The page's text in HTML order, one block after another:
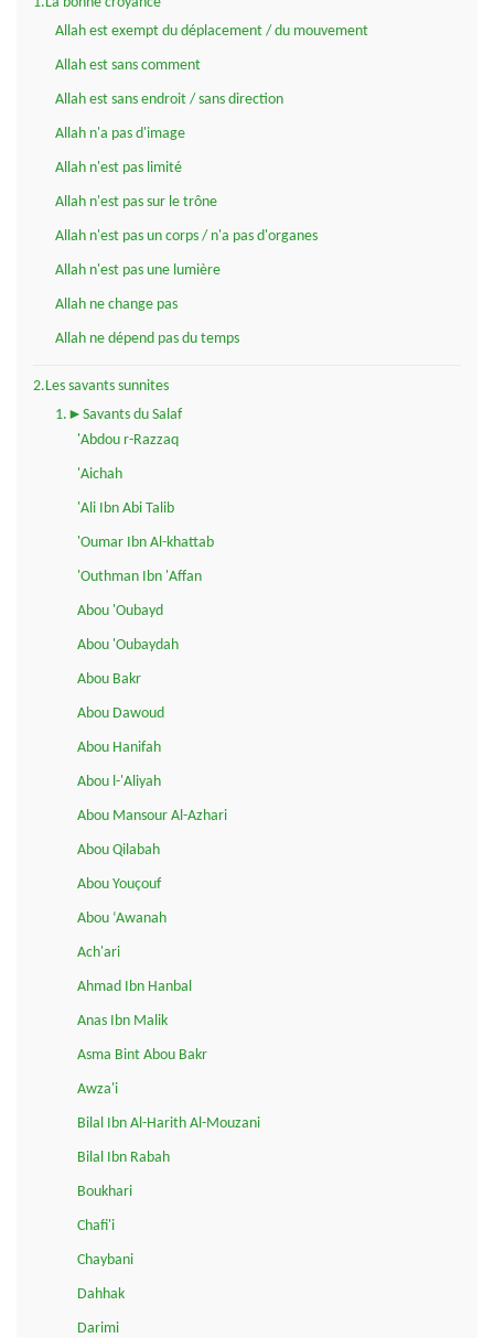
Allah est exempt du déplacement / du mouvement
Allah est sans comment
Allah est sans endroit / sans direction
Allah n'a pas d'image
Allah n'est pas limité
Allah n'est pas sur le trône
Allah n'est pas un corps / n'a pas d'organes
Allah n'est pas une lumière
Allah ne change pas
Allah ne dépend pas du temps
2.Les savants sunnites
1.►Savants du Salaf
'Abdou r-Razzaq
'Aichah
'Ali Ibn Abi Talib
'Oumar Ibn Al-khattab
'Outhman Ibn 'Affan
Abou 'Oubayd
Abou 'Oubaydah
Abou Bakr
Abou Dawoud
Abou Hanifah
Abou l-'Aliyah
Abou Mansour Al-Azhari
Abou Qilabah
Abou Youçouf
Abou ‘Awanah
Ach'ari
Ahmad Ibn Hanbal
Anas Ibn Malik
Asma Bint Abou Bakr
Awza'i
Bilal Ibn Al-Harith Al-Mouzani
Bilal Ibn Rabah
Boukhari
Chafi'i
Chaybani
Dahhak
Darimi